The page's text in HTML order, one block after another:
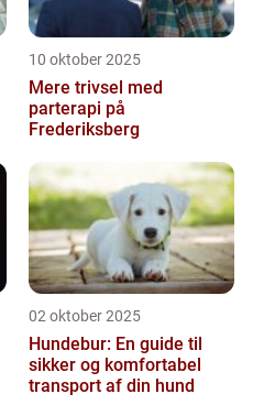
10 oktober 2025
Mere trivsel med
parterapi på
Frederiksberg
02 oktober 2025
Hundebur: En guide til
sikker og komfortabel
transport af din hund